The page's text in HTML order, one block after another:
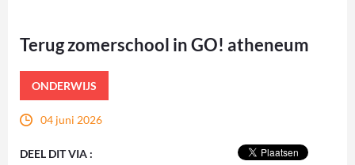
Terug zomerschool in GO! atheneum
ONDERWIJS
04 juni 2026
DEEL DIT VIA :